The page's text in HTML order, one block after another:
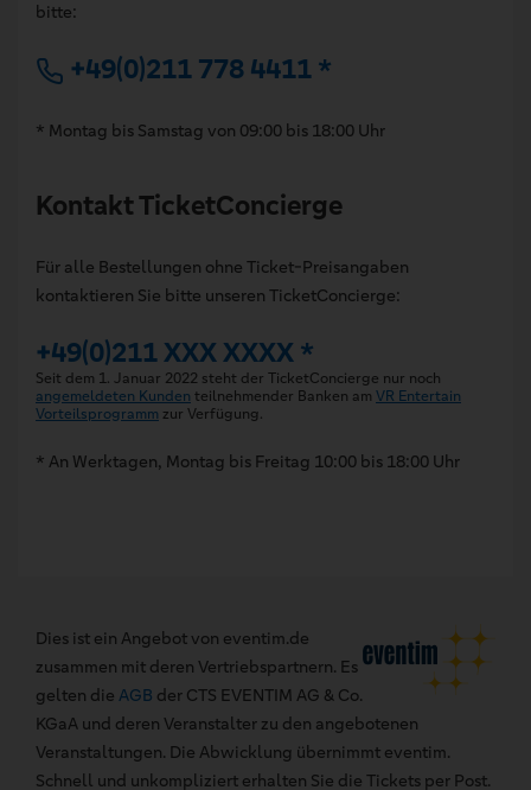
bitte:
+49(0)211 778 4411 *
* Montag bis Samstag von 09:00 bis 18:00 Uhr
Kontakt TicketConcierge
Für alle Bestellungen ohne Ticket-Preisangaben
kontaktieren Sie bitte unseren TicketConcierge:
+49(0)211 XXX XXXX *
Seit dem 1. Januar 2022 steht der TicketConcierge nur noch
angemeldeten Kunden teilnehmender Banken am VR Entertain
Vorteilsprogramm zur Verfügung.
* An Werktagen, Montag bis Freitag 10:00 bis 18:00 Uhr
Dies ist ein Angebot von eventim.de
zusammen mit deren Vertriebspartnern. Es
gelten die AGB der CTS EVENTIM AG & Co.
KGaA und deren Veranstalter zu den angebotenen
Veranstaltungen. Die Abwicklung übernimmt eventim.
Schnell und unkompliziert erhalten Sie die Tickets per Post.